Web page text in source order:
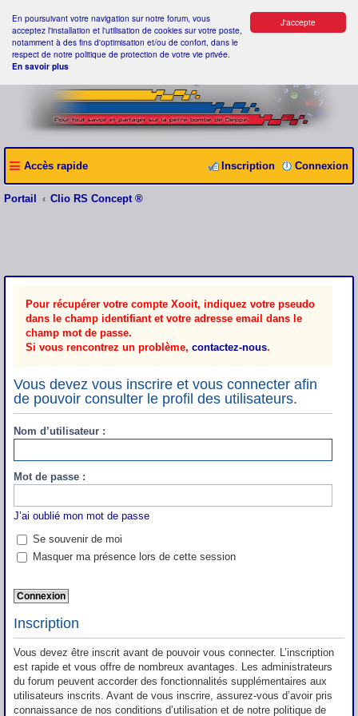
J'accepte
En poursuivant votre navigation sur notre forum, vous
acceptez l'installation et l'utilisation de cookies sur votre poste,
notamment à des fins d'optimisation et/ou de confort, dans le
respect de notre politique de protection de votre vie privée.
En savoir plus
Accès rapide Connexion
Inscription
Portail Clio RS Concept ®
Pour récupérer votre compte Xooit, indiquez votre pseudo
dans le champ identifiant et votre adresse email dans le
champ mot de passe.
Si vous rencontrez un problème, contactez-nous.
Vous devez vous inscrire et vous connecter afin
de pouvoir consulter le profil des utilisateurs.
Nom d’utilisateur :
Mot de passe :
J’ai oublié mon mot de passe
Se souvenir de moi
Masquer ma présence lors de cette session
Inscription
Vous devez être inscrit avant de pouvoir vous connecter. L’inscription
est rapide et vous offre de nombreux avantages. Les administrateurs
du forum peuvent accorder des fonctionnalités supplémentaires aux
utilisateurs inscrits. Avant de vous inscrire, assurez-vous d’avoir pris
connaissance de nos conditions d’utilisation et de notre politique de